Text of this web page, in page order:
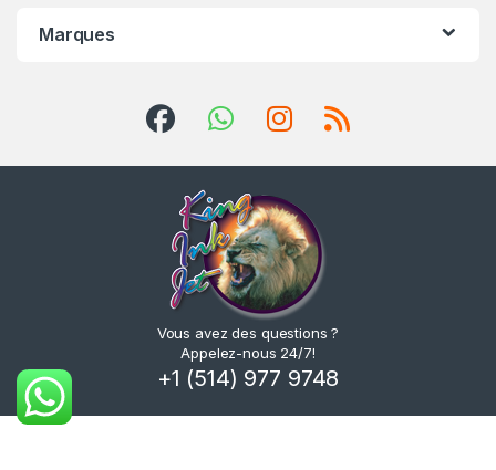
Marques
Vous avez des questions ?
Appelez-nous 24/7!
+1 (514) 977 9748